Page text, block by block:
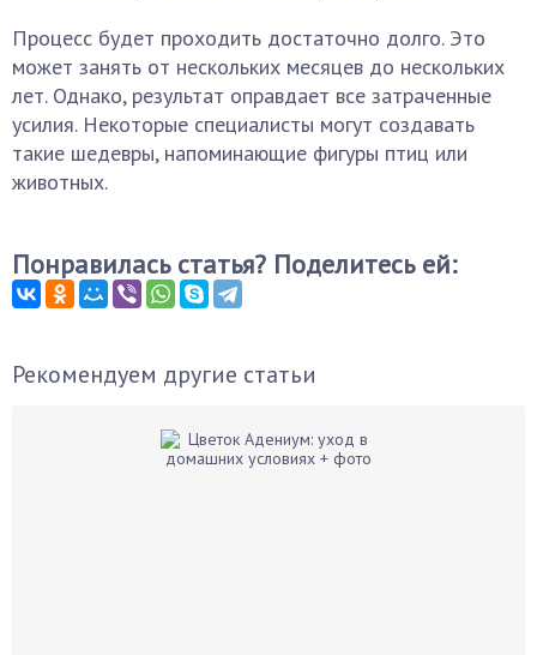
Процесс будет проходить достаточно долго. Это
может занять от нескольких месяцев до нескольких
лет. Однако, результат оправдает все затраченные
усилия. Некоторые специалисты могут создавать
такие шедевры, напоминающие фигуры птиц или
животных.
Понравилась статья? Поделитесь ей:
Рекомендуем другие статьи